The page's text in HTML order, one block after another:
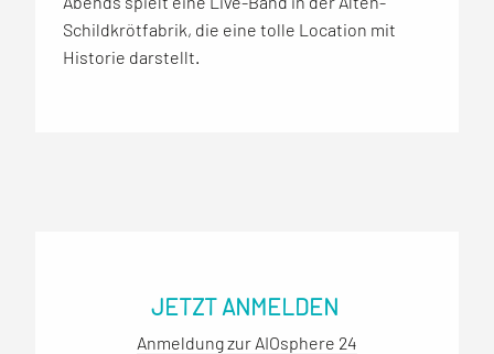
Schildkrötfabrik, die eine tolle Location mit
Historie darstellt.
JETZT ANMELDEN
Anmeldung zur AIOsphere 24